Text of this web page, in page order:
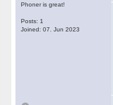
Phoner is great!
Posts: 1
Joined: 07. Jun 2023